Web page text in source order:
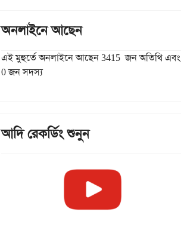
অনলাইনে আছেন
এই মুহুর্তে অনলাইনে আছেন 3415 জন অতিথি এবং
0 জন সদস্য
আদি রেকর্ডিং শুনুন